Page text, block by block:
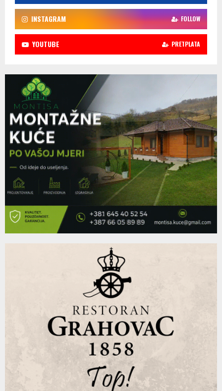
INSTAGRAM FOLLOW
YOUTUBE PRETPLATA